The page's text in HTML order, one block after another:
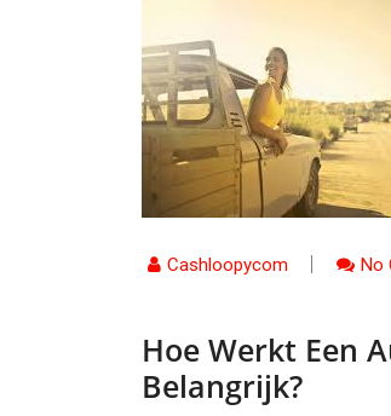
Cashloopycom No
Hoe Werkt Een
Belangrijk?